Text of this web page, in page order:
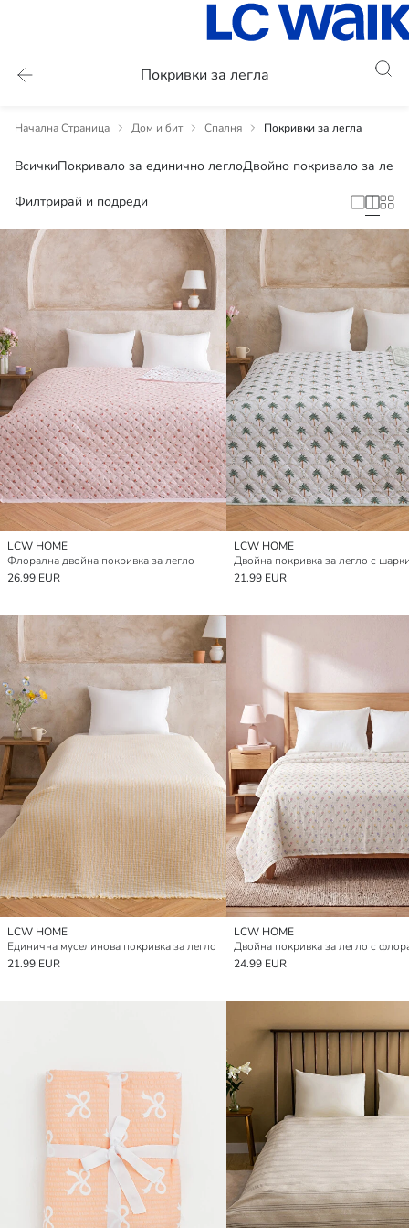
Покривки за легла
Начална Страница Дом и бит Спалня Покривки за легла
ВсичкиПокривало за единично леглоДвойно покривало за
Филтрирай и подреди
LCW HOME
Флорална двойна покривка за легло
26.99 EUR
LCW HOME
Двойна покривка за легло с
21.99 EUR
LCW HOME
Единична муселинова покривка за легло
21.99 EUR
LCW HOME
24.99 EUR